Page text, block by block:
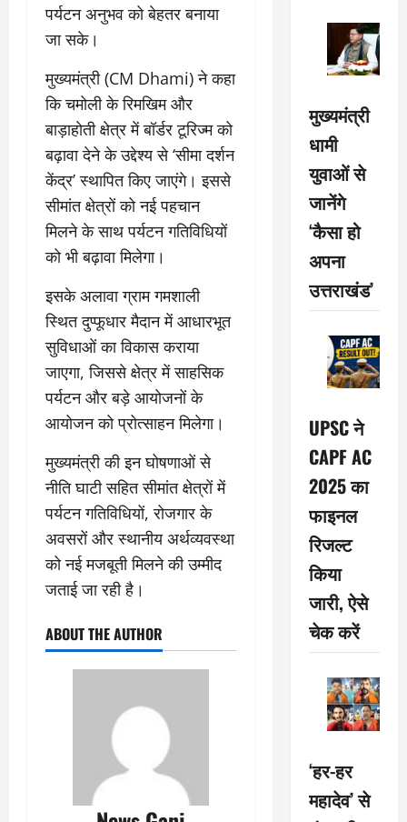
पर्यटन अनुभव को बेहतर बनाया
जा सके।
मुख्यमंत्री (CM Dhami) ने कहा
कि चमोली के रिमखिम और
बाड़ाहोती क्षेत्र में बॉर्डर टूरिज्म को
बढ़ावा देने के उद्देश्य से ‘सीमा दर्शन
केंद्र’ स्थापित किए जाएंगे। इससे
सीमांत क्षेत्रों को नई पहचान
मिलने के साथ पर्यटन गतिविधियों
को भी बढ़ावा मिलेगा।
इसके अलावा ग्राम गमशाली
स्थित दुप्फूधार मैदान में आधारभूत
सुविधाओं का विकास कराया
जाएगा, जिससे क्षेत्र में साहसिक
पर्यटन और बड़े आयोजनों के
आयोजन को प्रोत्साहन मिलेगा।
मुख्यमंत्री की इन घोषणाओं से
नीति घाटी सहित सीमांत क्षेत्रों में
पर्यटन गतिविधियों, रोजगार के
अवसरों और स्थानीय अर्थव्यवस्था
को नई मजबूती मिलने की उम्मीद
जताई जा रही है।
ABOUT THE AUTHOR
मुख्यमंत्री
धामी
युवाओं से
जानेंगे
‘कैसा हो
अपना
उत्तराखंड’
UPSC ने
CAPF AC
2025 का
फाइनल
रिजल्ट
किया
जारी, ऐसे
चेक करें
‘हर-हर
महादेव’ से